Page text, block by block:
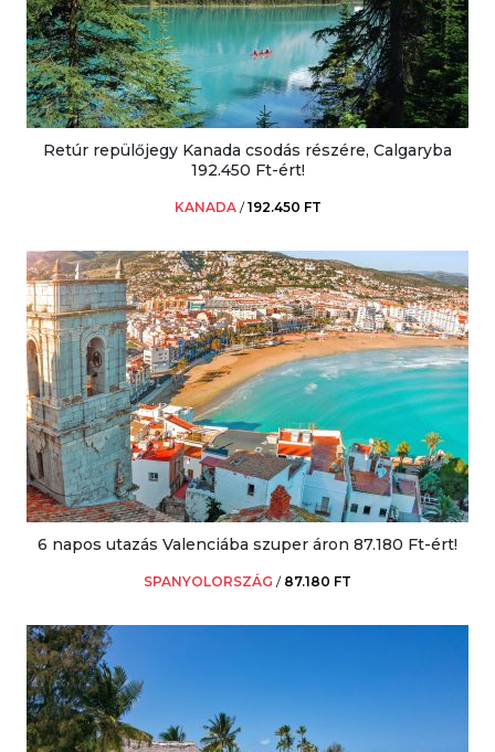
Retúr repülőjegy Kanada csodás részére, Calgaryba
192.450 Ft-ért!
KANADA /192.450 FT
6 napos utazás Valenciába szuper áron 87.180 Ft-ért!
SPANYOLORSZÁG / 87.180 FT